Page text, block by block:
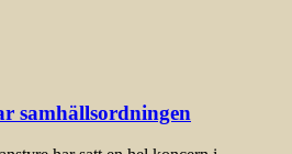
samhällsordningen